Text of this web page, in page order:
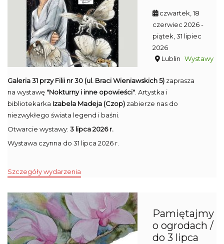
czwartek, 18
czerwiec 2026-
piątek, 31 lipiec
2026
Lublin Wystawy
Galeria 31 przy Filii nr 30 (ul. Braci Wieniawskich 5) zaprasza
na wystawę "Nokturny i inne opowieści" . Artystka i
bibliotekarka Izabela Madeja (Czop) zabierze nas do
niezwykłego świata legend i baśni.
Otwarcie wystawy: 3 lipca 2026 r.
Wystawa czynna do 31 lipca 2026 r.
Szczegóły wydarzenia
Pamiętajmy
o ogrodach /
do 3 lipca